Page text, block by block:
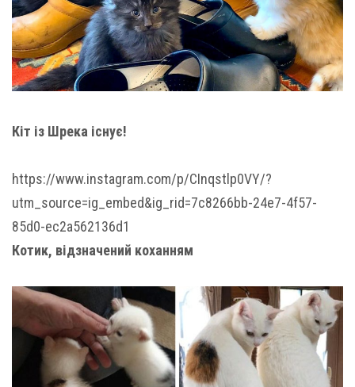
Кіт із Шрека існує!
https://www.instagram.com/p/CInqstlp0VY/?
utm_source=ig_embed&ig_rid=7c8266bb-24e7-4f57-
85d0-ec2a562136d1
Котик, відзначений коханням